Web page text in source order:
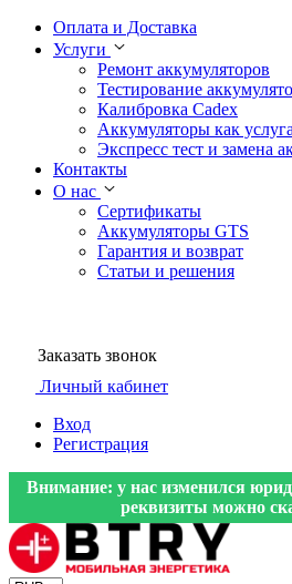
Оплата и Доставка
Услуги
Ремонт аккумуляторов
Тестирование
Калибровка Cadex
Аккумуляторы как услуга
Экспресс тест и замена
Контакты
О нас
Сертификаты
Аккумуляторы GTS
Гарантия и возврат
Статьи и решения
Заказать звонок
Личный кабинет
Вход
Регистрация
Внимание: у нас изменился
реквизиты можно